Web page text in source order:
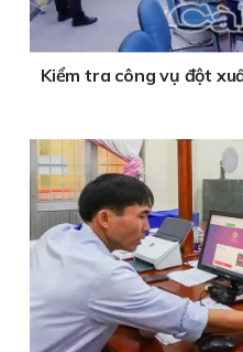
Kiểm tra công vụ đột